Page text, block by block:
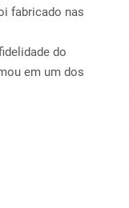
fabricado nas
do
em um dos